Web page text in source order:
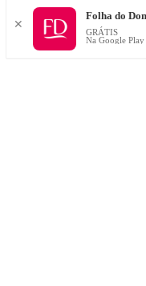
✕
Folha do
GRÁTIS
Na Google Play